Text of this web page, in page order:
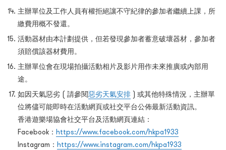
主辦單位及工作人員有權拒絕讓不守紀律的參加者繼續上課，所
繳費用概不發還。
活動器材由本計劃提供，但若發現參加者蓄意破壞器材，參加者
須賠償該器材費用。
主辦單位會在現場拍攝活動相片及影片用作未來推廣或內部用
途。
如因天氣惡劣 ( 請參閱惡劣天氣安排 ) 或其他特殊情況，主辦單
位將儘可能即時在活動網頁或社交平台公佈最新活動資訊。
香港遊樂場協會社交平台及活動網頁連結：
Facebook： https://www.facebook.com/hkpa1933
Instagram： https://www.instagram.com/hkpa1933